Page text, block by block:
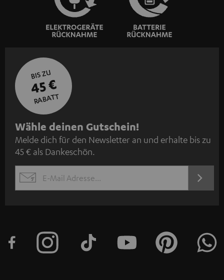
BIS ZU
45 €
RABATT
N
e
w
s
l
e
Wähle deinen Gutschein!
Melde dich für den Newsletter an und erhalte bis zu
45 € als Dankeschön.
EMAIL
JETZT